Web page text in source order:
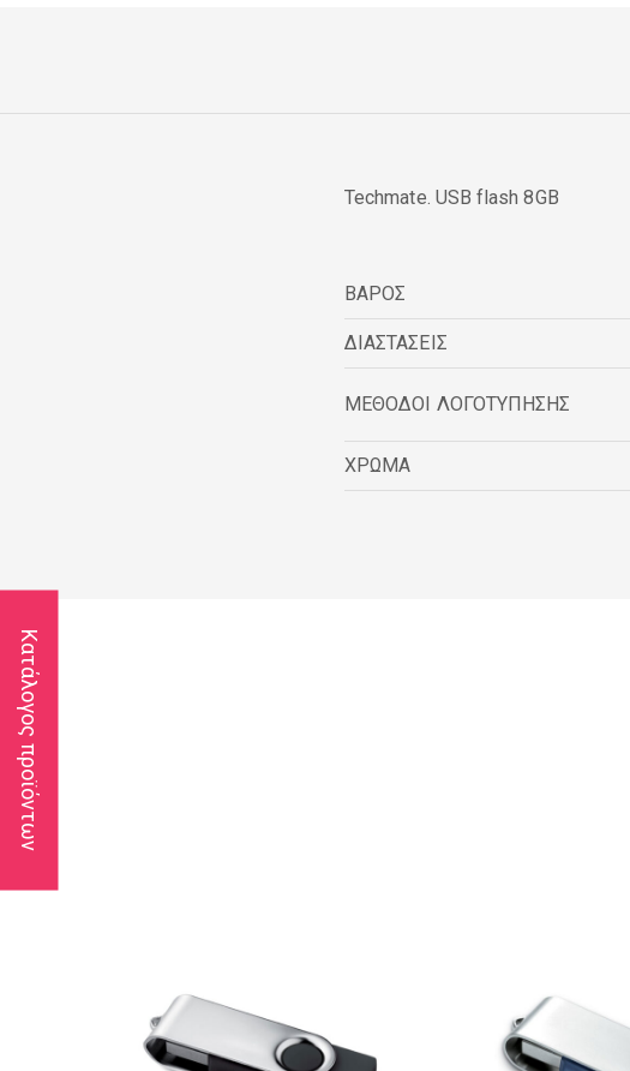
Κατάλογος προϊόντων
Techmate. USB flash 8GB
ΒΑΡΟΣ
ΔΙΑΣΤΑΣΕΙΣ
ΜΕΘΟΔΟΙ ΛΟΓΟΤΥΠΗΣΗΣ
ΧΡΩΜΑ